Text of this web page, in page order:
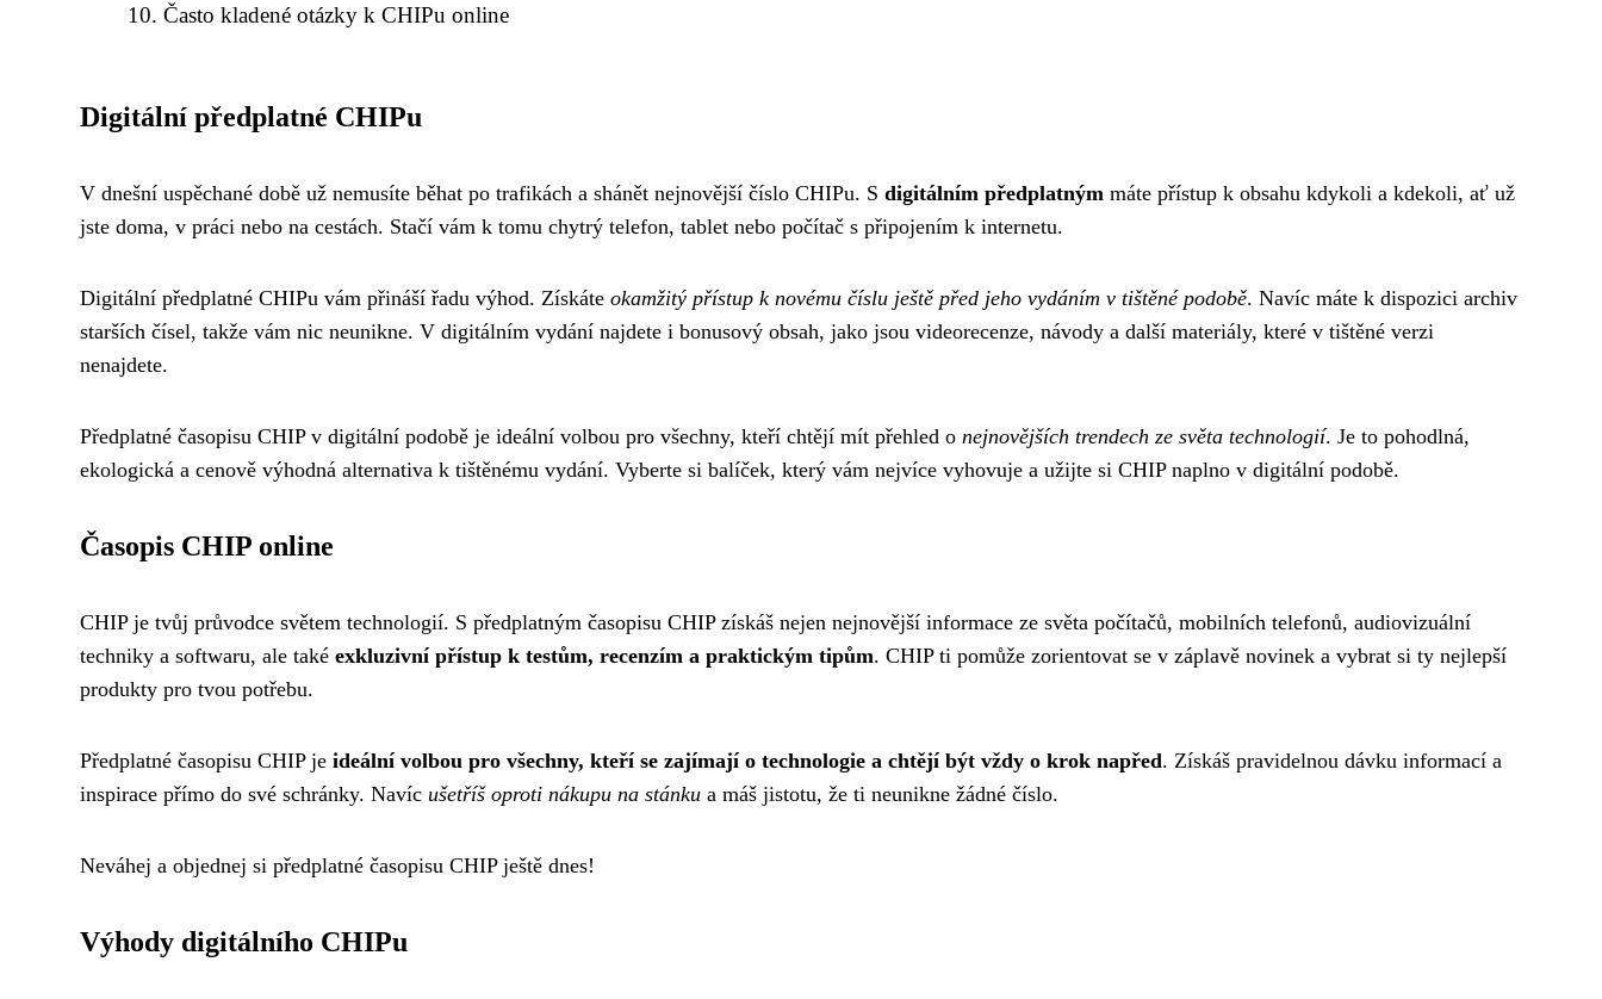
Často kladené otázky k CHIPu online
Digitální předplatné CHIPu
V dnešní uspěchané době už nemusíte běhat po trafikách a shánět nejnovější číslo CHIPu. S digitálním předplatným máte přístup k obsahu kdykoli a kdekoli, ať už
jste doma, v práci nebo na cestách. Stačí vám k tomu chytrý telefon, tablet nebo počítač s připojením k internetu.
Digitální předplatné CHIPu vám přináší řadu výhod. Získáte okamžitý přístup k novému číslu ještě před jeho vydáním v tištěné podobě. Navíc máte k dispozici archiv
starších čísel, takže vám nic neunikne. V digitálním vydání najdete i bonusový obsah, jako jsou videorecenze, návody a další materiály, které v tištěné verzi
nenajdete.
Předplatné časopisu CHIP v digitální podobě je ideální volbou pro všechny, kteří chtějí mít přehled o nejnovějších trendech ze světa technologií. Je to pohodlná,
ekologická a cenově výhodná alternativa k tištěnému vydání. Vyberte si balíček, který vám nejvíce vyhovuje a užijte si CHIP naplno v digitální podobě.
Časopis CHIP online
CHIP je tvůj průvodce světem technologií. S předplatným časopisu CHIP získáš nejen nejnovější informace ze světa počítačů, mobilních telefonů, audiovizuální
techniky a softwaru, ale také exkluzivní přístup k testům, recenzím a praktickým tipům. CHIP ti pomůže zorientovat se v záplavě novinek a vybrat si ty nejlepší
produkty pro tvou potřebu.
Předplatné časopisu CHIP je ideální volbou pro všechny, kteří se zajímají o technologie a chtějí být vždy o krok napřed. Získáš pravidelnou dávku informací a
inspirace přímo do své schránky. Navíc ušetříš oproti nákupu na stánku a máš jistotu, že ti neunikne žádné číslo.
Neváhej a objednej si předplatné časopisu CHIP ještě dnes!
Výhody digitálního CHIPu